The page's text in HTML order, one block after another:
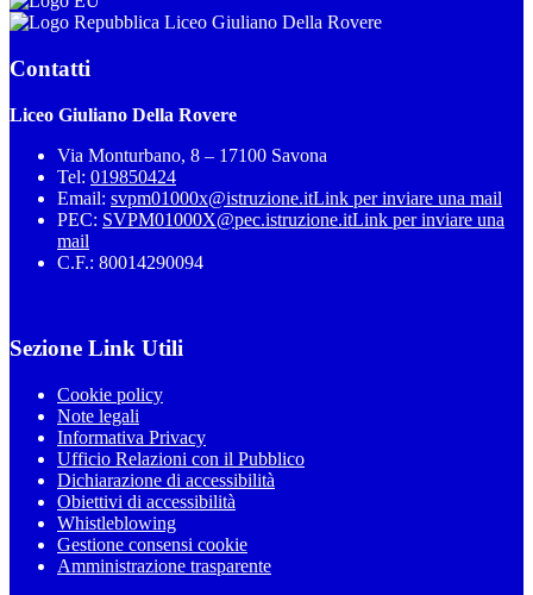
Liceo Giuliano Della Rovere
Contatti
Liceo Giuliano Della Rovere
Via Monturbano, 8 – 17100 Savona
Tel: 019850424
Email: svpm01000x@istruzione.itLink per inviare una mail
PEC: SVPM01000X@pec.istruzione.itLink per inviare una
mail
C.F.: 80014290094
Sezione Link Utili
Cookie policy
Note legali
Informativa Privacy
Ufficio Relazioni con il Pubblico
Dichiarazione di accessibilità
Obiettivi di accessibilità
Whistleblowing
Gestione consensi cookie
Amministrazione trasparente